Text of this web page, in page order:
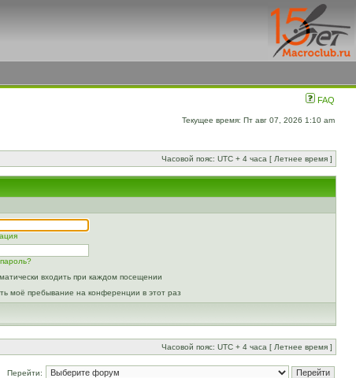
FAQ
Текущее время: Пт авг 07, 2026 1:10 am
Часовой пояс: UTC + 4 часа [ Летнее время ]
входить при каждом посещении
моё пребывание на конференции в этот раз
Часовой пояс: UTC + 4 часа [ Летнее время ]
Перейти: